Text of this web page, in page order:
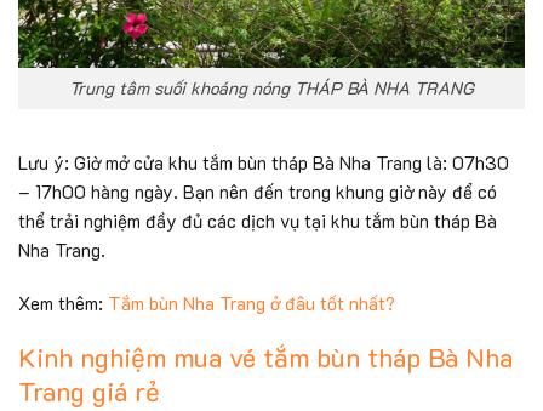
Trung tâm suối khoáng nóng THÁP BÀ NHA TRANG
Lưu ý: Giờ mở cửa khu tắm bùn tháp Bà Nha Trang là: 07h30
– 17h00 hàng ngày. Bạn nên đến trong khung giờ này để có
thể trải nghiệm đầy đủ các dịch vụ tại khu tắm bùn tháp Bà
Nha Trang.
Xem thêm: Tắm bùn Nha Trang ở đâu tốt nhất?
Kinh nghiệm mua vé tắm bùn tháp Bà Nha
Trang giá rẻ